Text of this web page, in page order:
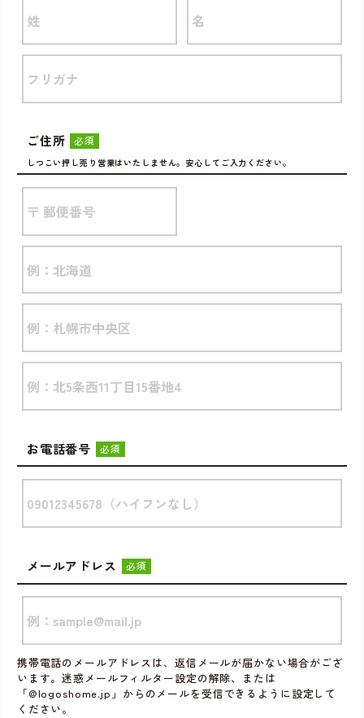
ご住所 必須
しつこい押し売り営業はいたしません。安心してご入力ください。
お電話番号 必須
メールアドレス 必須
携帯電話のメールアドレスは、返信メールが届かない場合がござ
います。迷惑メールフィルター設定の解除、または
「@logoshome.jp」からのメールを受信できるように設定して
ください。